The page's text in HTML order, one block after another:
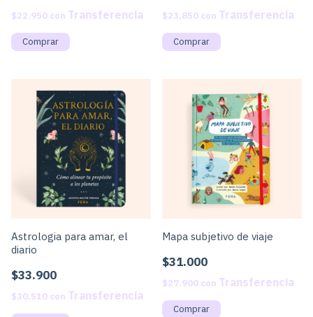
$22.950 con $23.850 con
Astrologia para amar, el
diario
$33.900
$30.510 con
Mapa subjetivo de viaje
$31.000
$27.900 con